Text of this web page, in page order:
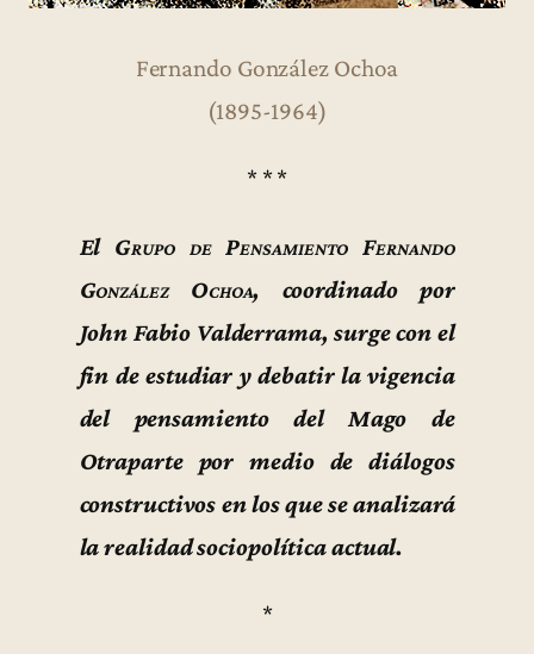
Fernando González Ochoa
(1895-1964)
* * *
El Grupo de Pensamiento Fernando
González Ochoa, coordinado por
John Fabio Valderrama, surge con el
fin de estudiar y debatir la vigencia
del pensamiento del Mago de
Otraparte por medio de diálogos
constructivos en los que se analizará
la realidad sociopolítica actual.
*